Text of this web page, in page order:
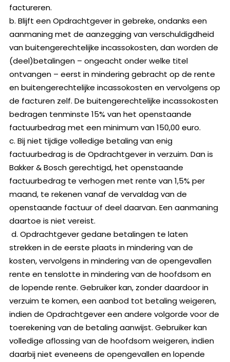
factureren.
b. Blijft een Opdrachtgever in gebreke, ondanks een
aanmaning met de aanzegging van verschuldigdheid
van buitengerechtelijke incassokosten, dan worden de
(deel)betalingen – ongeacht onder welke titel
ontvangen – eerst in mindering gebracht op de rente
en buitengerechtelijke incassokosten en vervolgens op
de facturen zelf. De buitengerechtelijke incassokosten
bedragen tenminste 15% van het openstaande
factuurbedrag met een minimum van 150,00 euro.
c. Bij niet tijdige volledige betaling van enig
factuurbedrag is de Opdrachtgever in verzuim. Dan is
Bakker & Bosch gerechtigd, het openstaande
factuurbedrag te verhogen met rente van 1,5% per
maand, te rekenen vanaf de vervaldag van de
openstaande factuur of deel daarvan. Een aanmaning
daartoe is niet vereist.
d. Opdrachtgever gedane betalingen te laten
strekken in de eerste plaats in mindering van de
kosten, vervolgens in mindering van de opengevallen
rente en tenslotte in mindering van de hoofdsom en
de lopende rente. Gebruiker kan, zonder daardoor in
verzuim te komen, een aanbod tot betaling weigeren,
indien de Opdrachtgever een andere volgorde voor de
toerekening van de betaling aanwijst. Gebruiker kan
volledige aflossing van de hoofdsom weigeren, indien
daarbij niet eveneens de opengevallen en lopende